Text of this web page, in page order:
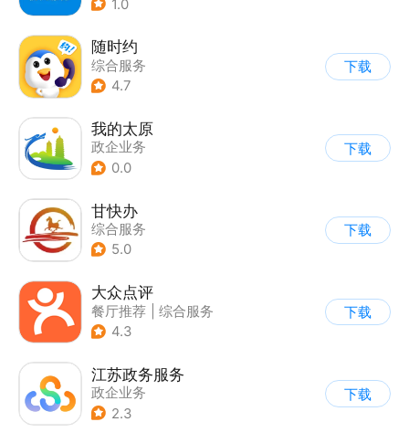
1.0
随时约
综合服务
4.7
下载
我的太原
政企业务
0.0
下载
甘快办
综合服务
5.0
下载
大众点评
餐厅推荐
综合服务
4.3
下载
江苏政务服务
政企业务
2.3
下载